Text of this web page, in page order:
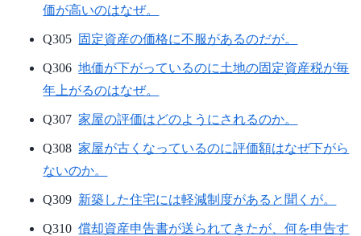
価が高いのはなぜ。
Q305 固定資産の価格に不服があるのだが。
Q306地価が下がっているのに土地の固定資産税が毎
年上がるのはなぜ。
Q307家屋の評価はどのようにされるのか。
Q308家屋が古くなっているのに評価額はなぜ下がら
ないのか。
Q309 新築した住宅には軽減制度があると聞くが。
Q310償却資産申告書が送られてきたが、何を申告す